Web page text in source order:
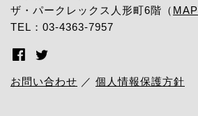
ザ・パークレックス人形町6階（ MAP
TEL：03-4363-7957
お問い合わせ ／ 個人情報保護方針